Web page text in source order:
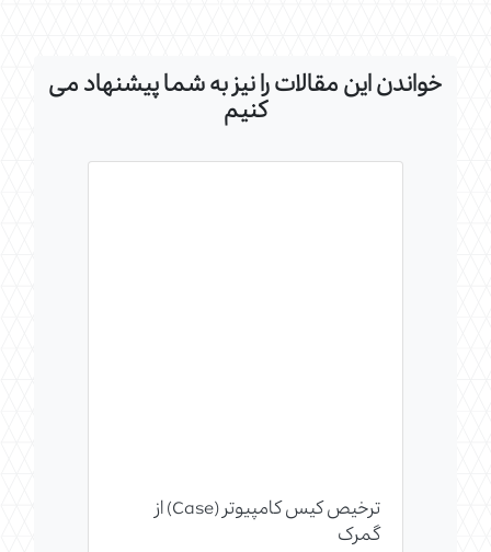
خواندن این مقالات را نیز به شما پیشنهاد می
کنیم
ترخیص کیس کامپیوتر (Case) از
گمرک